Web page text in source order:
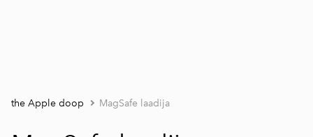
the Apple doop MagSafe laadija